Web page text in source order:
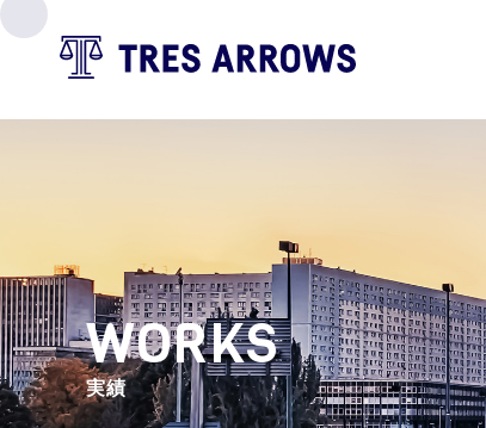
WORKS
実績